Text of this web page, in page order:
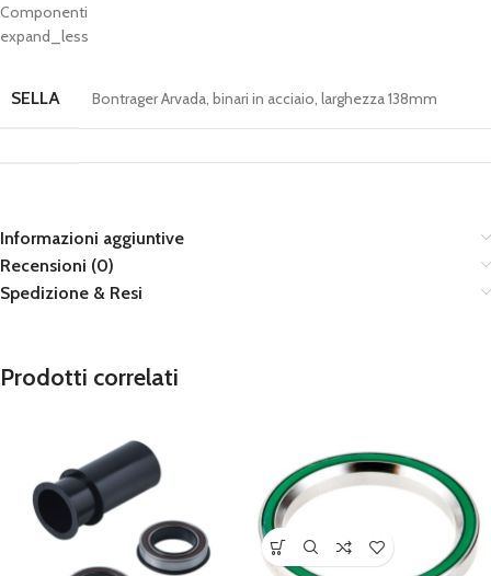
Componenti
expand_less
SELLA Bontrager Arvada, binari in acciaio, larghezza 138mm
Informazioni aggiuntive
Recensioni (0)
Spedizione & Resi
Prodotti correlati